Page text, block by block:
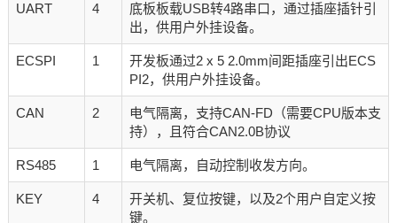
UART 4
底板板载USB转4路串口，通过插座插针引
出，供用户外挂设备。
ECSPI 1
开发板通过2 x 5 2.0mm间距插座引出ECS
PI2，供用户外挂设备。
CAN 2
电气隔离，支持CAN-FD（需要CPU版本支
持），且符合CAN2.0B协议
RS485 1 电气隔离，自动控制收发方向。
KEY 4
开关机、复位按键，以及2个用户自定义按
键。